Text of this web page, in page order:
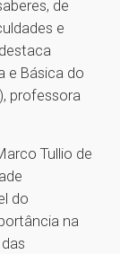
de
e
e Básica do
professora
Tullio de
do
na